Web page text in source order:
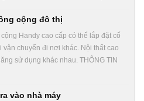
cộng đô thị
Handy cao cấp có thể lắp đặt cố
vận chuyển đi nơi khác. Nội thất cao
sử dụng khác nhau. THÔNG TIN
vào nhà máy